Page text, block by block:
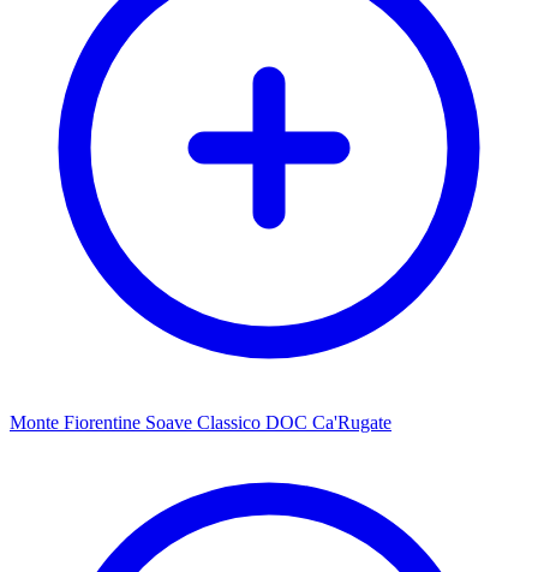
Monte Fiorentine Soave Classico DOC Ca'Rugate